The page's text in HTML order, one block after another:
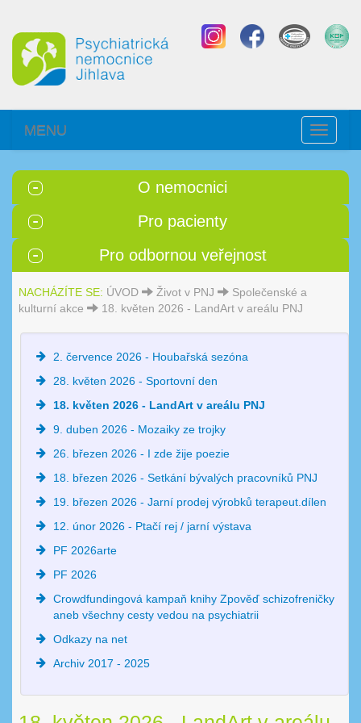
Toggle
MENU
O nemocnici
Pro pacienty
Pro odbornou veřejnost
NACHÁZÍTE SE: ÚVOD Život v PNJ
Společenské a
kulturní akce
18. květen 2026 - LandArt v areálu PNJ
2. července 2026 - Houbařská sezóna
28. květen 2026 - Sportovní den
18. květen 2026 - LandArt v areálu PNJ
9. duben 2026 - Mozaiky ze trojky
26. březen 2026 - I zde žije poezie
18. březen 2026 - Setkání bývalých pracovníků PNJ
19. březen 2026 - Jarní prodej výrobků terapeut.dílen
12. únor 2026 - Ptačí rej / jarní výstava
PF 2026arte
PF 2026
Crowdfundingová kampaň knihy Zpověď schizofreničky
aneb všechny cesty vedou na psychiatrii
Odkazy na net
Archiv 2017 - 2025